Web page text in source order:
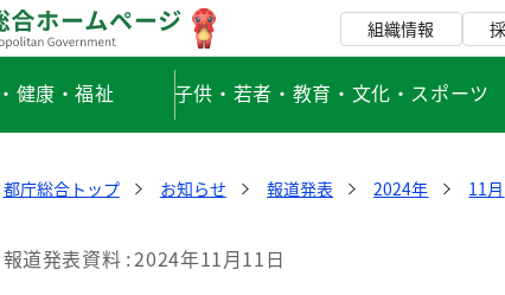
組織情報
健康・福祉 子供・若者・教育・文化・スポーツ
都庁総合トップ お知らせ 報道発表 2024年 11月
報道発表資料 2024年11月11日